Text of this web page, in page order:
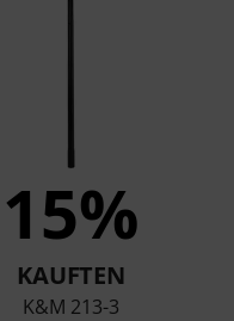
15%
KAUFTEN
K&M 213-3